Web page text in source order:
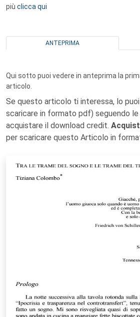
più clicca qui
ANTEPRIMA
Qui sotto puoi vedere in anteprima la
articolo.
Se questo articolo ti interessa, lo
scaricare in formato pdf) seguendo
acquistare il download credit.
per scaricare questo Articolo in